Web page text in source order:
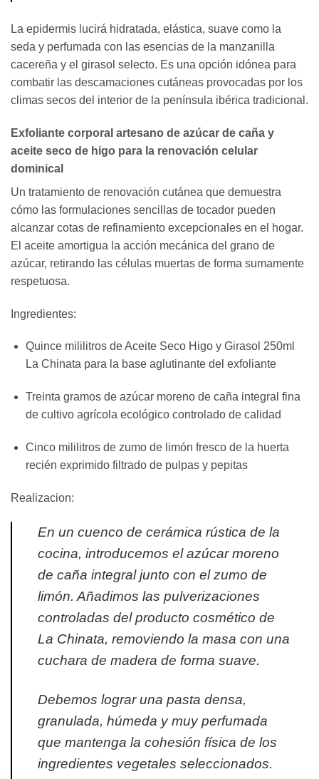
La epidermis lucirá hidratada, elástica, suave como la
seda y perfumada con las esencias de la manzanilla
cacereña y el girasol selecto. Es una opción idónea para
combatir las descamaciones cutáneas provocadas por los
climas secos del interior de la península ibérica tradicional.
Exfoliante corporal artesano de azúcar de caña y
aceite seco de higo para la renovación celular
dominical
Un tratamiento de renovación cutánea que demuestra
cómo las formulaciones sencillas de tocador pueden
alcanzar cotas de refinamiento excepcionales en el hogar.
El aceite amortigua la acción mecánica del grano de
azúcar, retirando las células muertas de forma sumamente
respetuosa.
Ingredientes:
Quince mililitros de Aceite Seco Higo y Girasol 250ml
La Chinata para la base aglutinante del exfoliante
Treinta gramos de azúcar moreno de caña integral fina
de cultivo agrícola ecológico controlado de calidad
Cinco mililitros de zumo de limón fresco de la huerta
recién exprimido filtrado de pulpas y pepitas
Realizacion:
En un cuenco de cerámica rústica de la
cocina, introducemos el azúcar moreno
de caña integral junto con el zumo de
limón. Añadimos las pulverizaciones
controladas del producto cosmético de
La Chinata, removiendo la masa con una
cuchara de madera de forma suave.
Debemos lograr una pasta densa,
granulada, húmeda y muy perfumada
que mantenga la cohesión física de los
ingredientes vegetales seleccionados.